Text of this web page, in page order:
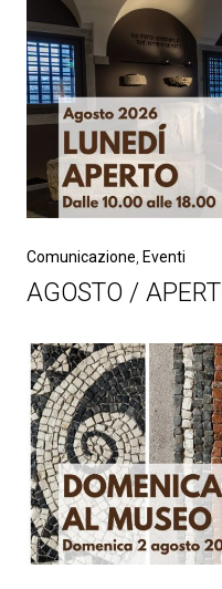
Comunicazione Eventi
AGOSTO /